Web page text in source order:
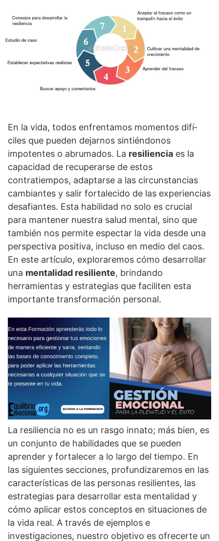
En la vida, todos enfrentamos momentos difí­
ciles que pueden dejarnos sintiéndonos
impotentes o abrumados. La resiliencia es la
capacidad de recuperarse de estos
contratiempos, adaptarse a las circunstancias
cambiantes y salir fortalecido de las experiencias
desafiantes. Esta habilidad no solo es crucial
para mantener nuestra salud mental, sino que
también nos permite espectar la vida desde una
perspectiva positiva, incluso en medio del caos.
En este artí­culo, exploraremos cómo desarrollar
una mentalidad resiliente, brindando
herramientas y estrategias que faciliten esta
importante transformación personal.
La resiliencia no es un rasgo innato; más bien, es
un conjunto de habilidades que se pueden
aprender y fortalecer a lo largo del tiempo. En
las siguientes secciones, profundizaremos en las
caracterí­sticas de las personas resilientes, las
estrategias para desarrollar esta mentalidad y
cómo aplicar estos conceptos en situaciones de
la vida real. A través de ejemplos e
investigaciones, nuestro objetivo es ofrecerte un